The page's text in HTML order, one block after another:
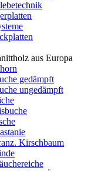
aus Europa
gedämpft
ungedämpft
Kirschbaum